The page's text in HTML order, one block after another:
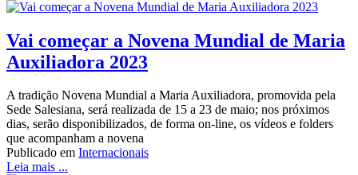
Vai começar a Novena Mundial de Maria
Auxiliadora 2023
A tradição Novena Mundial a Maria Auxiliadora, promovida pela
Sede Salesiana, será realizada de 15 a 23 de maio; nos próximos
dias, serão disponibilizados, de forma on-line, os vídeos e folders
que acompanham a novena
Publicado em Internacionais
Leia mais ...